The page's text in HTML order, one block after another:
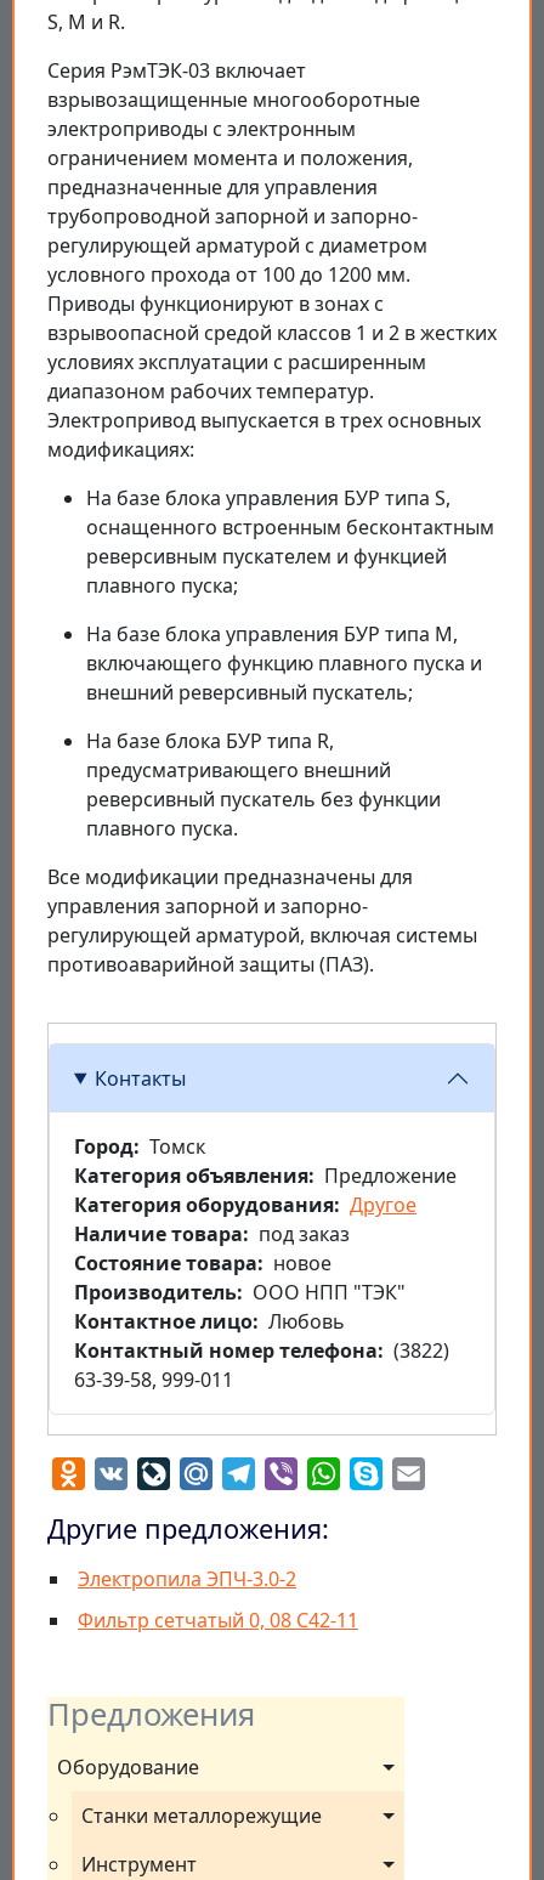
Предложения
Оборудование
Станки металлорежущие
Инструмент
S, M и R.
Серия РэмТЭК-03 включает
взрывозащищенные многооборотные
электроприводы с электронным
ограничением момента и положения,
предназначенные для управления
трубопроводной запорной и запорно-
регулирующей арматурой с диаметром
условного прохода от 100 до 1200 мм.
Приводы функционируют в зонах с
взрывоопасной средой классов 1 и 2 в жестких
условиях эксплуатации с расширенным
диапазоном рабочих температур.
Электропривод выпускается в трех основных
модификациях:
На базе блока управления БУР типа S,
оснащенного встроенным бесконтактным
реверсивным пускателем и функцией
плавного пуска;
На базе блока управления БУР типа M,
включающего функцию плавного пуска и
внешний реверсивный пускатель;
На базе блока БУР типа R,
предусматривающего внешний
реверсивный пускатель без функции
плавного пуска.
Все модификации предназначены для
управления запорной и запорно-
регулирующей арматурой, включая системы
противоаварийной защиты (ПАЗ).
Контакты
Город Томск
Категория объявления
Предложение
Категория оборудования Другое
Наличие товара
под заказ
Состояние товара
новое
Производитель
ООО НПП "ТЭК"
Контактное лицо Любовь
Контактный номер телефона
(3822)
63-39-58, 999-011
Odnoklassniki
VK LiveJournal
Mail.RuTelegram
Viber WhatsApp
Skype
Другие предложения:
Электропила ЭПЧ-3.0-2
Фильтр сетчатый 0, 08 С42-11